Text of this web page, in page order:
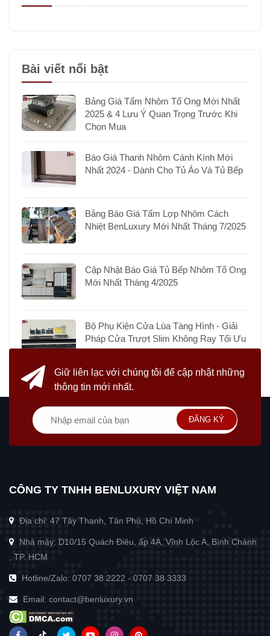
Bài viết nổi bật
Bảng Giá Tấm Nhôm Tổ Ong Mới Nhất
2025 & 4 Lưu Ý Quan Trọng Trước Khi
Chọn Mua
Báo Giá Thanh Nhôm Cánh Kính Mới
Nhất 2024 - Dành Cho Tủ Áo Và Tủ Bếp
Bảng Báo Giá Tấm Lợp Nhôm Cách
Nhiệt BenLuxury Mới Nhất Tháng 7/2025
Cập Nhật Báo Giá Tủ Bếp Nhôm Tổ Ong
Mới Nhất Tháng 4/2025
Bộ Phụ Kiện Cửa Lùa Tàng Hình - Giải
Pháp Cửa Trượt Slim Không Ray Tối Ưu
Giữ liên lạc với chúng tôi để cập nhật những
thông tin mới nhất.
ĐĂNG KÝ
CÔNG TY TNHH BENLUXURY VIỆT NAM
Địa chỉ: 47 Tây Thạnh, Tân Phú, Hồ Chí Minh
Nhà máy: D10/15 Quách Điêu, ấp 4A, Vĩnh Lộc A, Bình Chánh
, TP. HCM
Hotline/Zalo: 0707 38 2222 - 0707 38 3333
Email: contact@benluxury.vn